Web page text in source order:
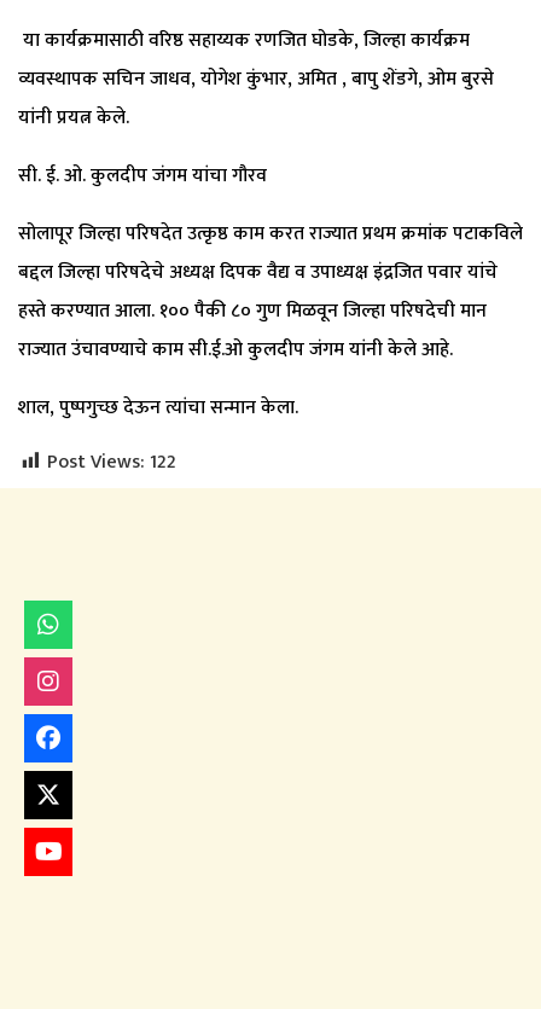
या कार्यक्रमासाठी वरिष्ठ सहाय्यक रणजित घोडके, जिल्हा कार्यक्रम
व्यवस्थापक सचिन जाधव, योगेश कुंभार, अमित , बापु शेंडगे, ओम बुरसे
यांनी प्रयत्न केले.
सी. ई. ओ. कुलदीप जंगम यांचा गौरव
सोलापूर जिल्हा परिषदेत उत्कृष्ठ काम करत राज्यात प्रथम क्रमांक पटाकविले
बद्दल जिल्हा परिषदेचे अध्यक्ष दिपक वैद्य व उपाध्यक्ष इंद्रजित पवार यांचे
हस्ते करण्यात आला. १०० पैकी ८० गुण मिळवून जिल्हा परिषदेची मान
राज्यात उंचावण्याचे काम सी.ई.ओ कुलदीप जंगम यांनी केले आहे.
शाल, पुष्पगुच्छ देऊन त्यांचा सन्मान केला.
Post Views: 122